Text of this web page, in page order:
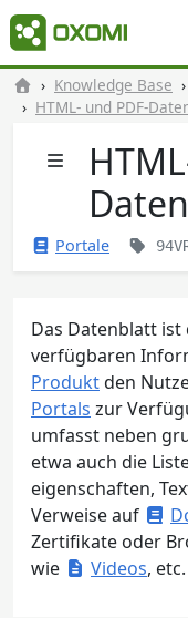
Knowledge Base
HTML- und PDF-
Portale
Das Datenblatt
verfügbaren
Produktden
Portals zur
umfasst neben
etwa auch die
eigenschaften,
Verweise auf
Zertifikate oder
wie
Videos, etc.